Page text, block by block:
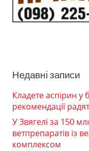
Недавні записи
Кладете аспірин у
рекомендації
У Звягелі за 150
ветпрепаратів із
комплексом